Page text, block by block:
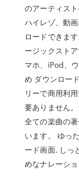
のアーティス
ハイレゾ、動
ロードできま
ージックスト
マホ、iPod、
め ダウンロー
リーで商用利
要ありません
全ての楽曲の
います。 ゆっ
ード画面. しっ
めなナレーシ